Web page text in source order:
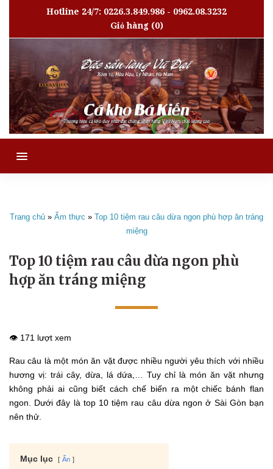
Hotline 24/7: 0226.3.849.986 - 0962.08.3232
Giỏ hàng(0)
MENU
Trang chủ » Ẩm thực » Top 10 tiệm rau câu dừa ngon phù hợp ăn tráng
miệng
Top 10 tiệm rau câu dừa ngon phù
hợp ăn tráng miệng
👁️ 171 lượt xem
Rau câu là một món ăn vặt được nhiều người yêu thích với nhiều
hương vị: trái cây, dừa, lá dứa,… Tuy chỉ là món ăn vặt nhưng
không phải ai cũng biết cách chế biến ra một chiếc bánh flan
ngon. Dưới đây là top 10 tiệm rau câu dừa ngon ở Sài Gòn bạn
nên thử.
Mục lục Ẩn